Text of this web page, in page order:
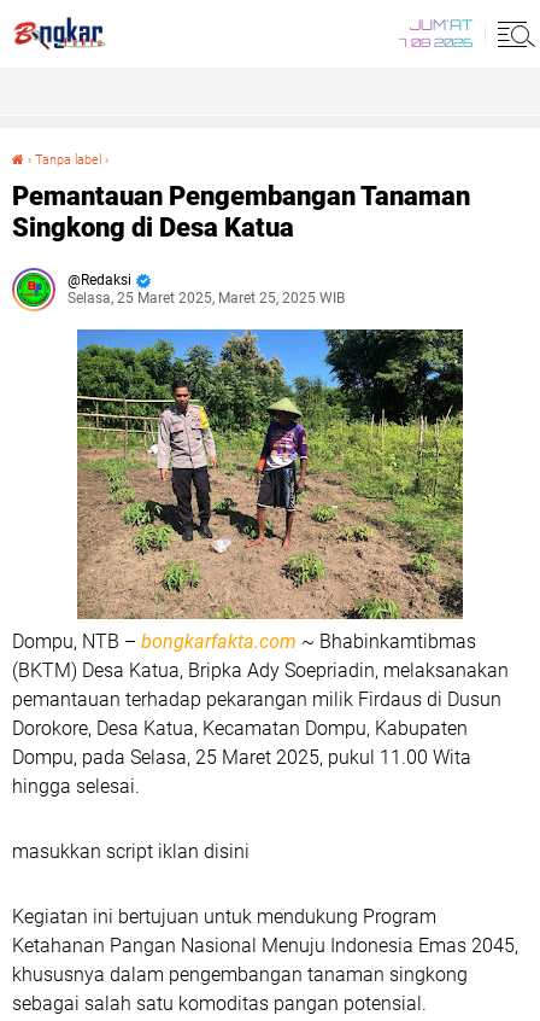
JUM'AT
7 08 2026
› Tanpa label ›
Pemantauan Pengembangan Tanaman
Singkong di Desa Katua
Redaksi
Selasa, 25 Maret 2025, Maret 25, 2025 WIB
Dompu, NTB – bongkarfakta.com ~ Bhabinkamtibmas
(BKTM) Desa Katua, Bripka Ady Soepriadin, melaksanakan
pemantauan terhadap pekarangan milik Firdaus di Dusun
Dorokore, Desa Katua, Kecamatan Dompu, Kabupaten
Dompu, pada Selasa, 25 Maret 2025, pukul 11.00 Wita
hingga selesai.
masukkan script iklan disini
Kegiatan ini bertujuan untuk mendukung Program
Ketahanan Pangan Nasional Menuju Indonesia Emas 2045,
khususnya dalam pengembangan tanaman singkong
sebagai salah satu komoditas pangan potensial.